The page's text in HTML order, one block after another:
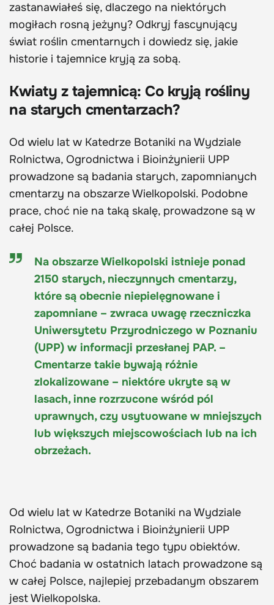
zastanawiałeś się, dlaczego na niektórych
mogiłach rosną jeżyny? Odkryj fascynujący
świat roślin cmentarnych i dowiedz się, jakie
historie i tajemnice kryją za sobą.
Kwiaty z tajemnicą: Co kryją rośliny
na starych cmentarzach?
Od wielu lat w Katedrze Botaniki na Wydziale
Rolnictwa, Ogrodnictwa i Bioinżynierii UPP
prowadzone są badania starych, zapomnianych
cmentarzy na obszarze Wielkopolski. Podobne
prace, choć nie na taką skalę, prowadzone są w
całej Polsce.
Na obszarze Wielkopolski istnieje ponad
2150 starych, nieczynnych cmentarzy,
które są obecnie niepielęgnowane i
zapomniane – zwraca uwagę rzeczniczka
Uniwersytetu Przyrodniczego w Poznaniu
(UPP) w informacji przesłanej PAP. –
Cmentarze takie bywają różnie
zlokalizowane – niektóre ukryte są w
lasach, inne rozrzucone wśród pól
uprawnych, czy usytuowane w mniejszych
lub większych miejscowościach lub na ich
obrzeżach.
Od wielu lat w Katedrze Botaniki na Wydziale
Rolnictwa, Ogrodnictwa i Bioinżynierii UPP
prowadzone są badania tego typu obiektów.
Choć badania w ostatnich latach prowadzone są
w całej Polsce, najlepiej przebadanym obszarem
jest Wielkopolska.